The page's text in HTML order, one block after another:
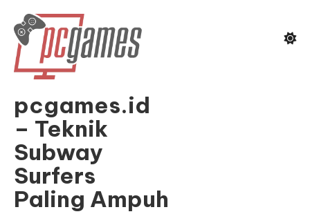
Content
pcgames.id
– Teknik
Subway
Surfers
Paling Ampuh